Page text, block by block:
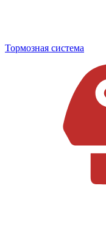
Тормозная система